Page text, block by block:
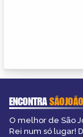
ENCONTRA
O melhor de São
Rei num só lugar!